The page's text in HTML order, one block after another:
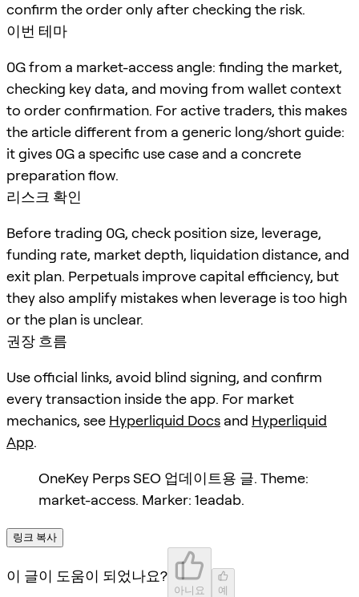
confirm the order only after checking the risk.
이번 테마
0G from a market-access angle: finding the market,
checking key data, and moving from wallet context
to order confirmation. For active traders, this makes
the article different from a generic long/short guide:
it gives 0G a specific use case and a concrete
preparation flow.
리스크 확인
Before trading 0G, check position size, leverage,
funding rate, market depth, liquidation distance, and
exit plan. Perpetuals improve capital efficiency, but
they also amplify mistakes when leverage is too high
or the plan is unclear.
권장 흐름
Use official links, avoid blind signing, and confirm
every transaction inside the app. For market
mechanics, see Hyperliquid Docs and Hyperliquid
App.
OneKey Perps SEO 업데이트용 글. Theme:
market-access. Marker: 1eadab.
링크 복사
이 글이 도움이 되었나요?
아니요 예